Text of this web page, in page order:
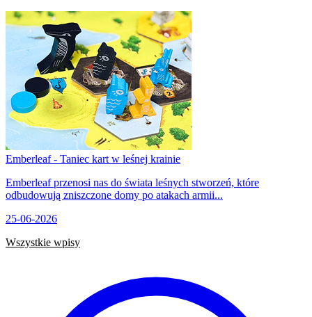
Emberleaf - Taniec kart w leśnej krainie
Emberleaf przenosi nas do świata leśnych stworzeń, które
odbudowują zniszczone domy po atakach armii...
25-06-2026
Wszystkie wpisy